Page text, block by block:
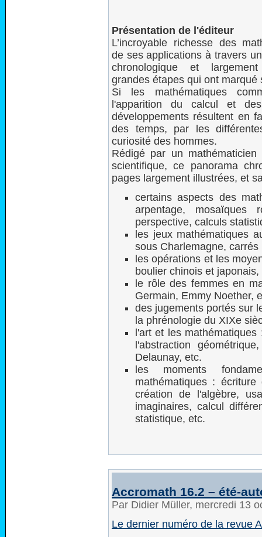
Présentation de l'éditeur
L’incroyable richesse des
de ses applications à travers
chronologique et
grandes étapes qui ont marqué
Si les mathématiques
l'apparition du calcul et
développements résultent en
des temps, par les
curiosité des hommes.
Rédigé par un
scientifique, ce panorama
pages largement illustrées, et
certains aspects des
arpentage, mosaïques
perspective, calculs
les jeux mathématiques
sous Charlemagne,
les opérations et les
boulier chinois et
le rôle des femmes en
Germain, Emmy Noether,
des jugements portés sur
la phrénologie du XIXe
l'art et les
l'abstraction
Delaunay, etc.
les moments
mathématiques :
création de l'algèbre,
imaginaires, calcul
statistique, etc.
Accromath 16.2 – été-
Par Didier Müller, mercredi 13
Le dernier numéro de la revue